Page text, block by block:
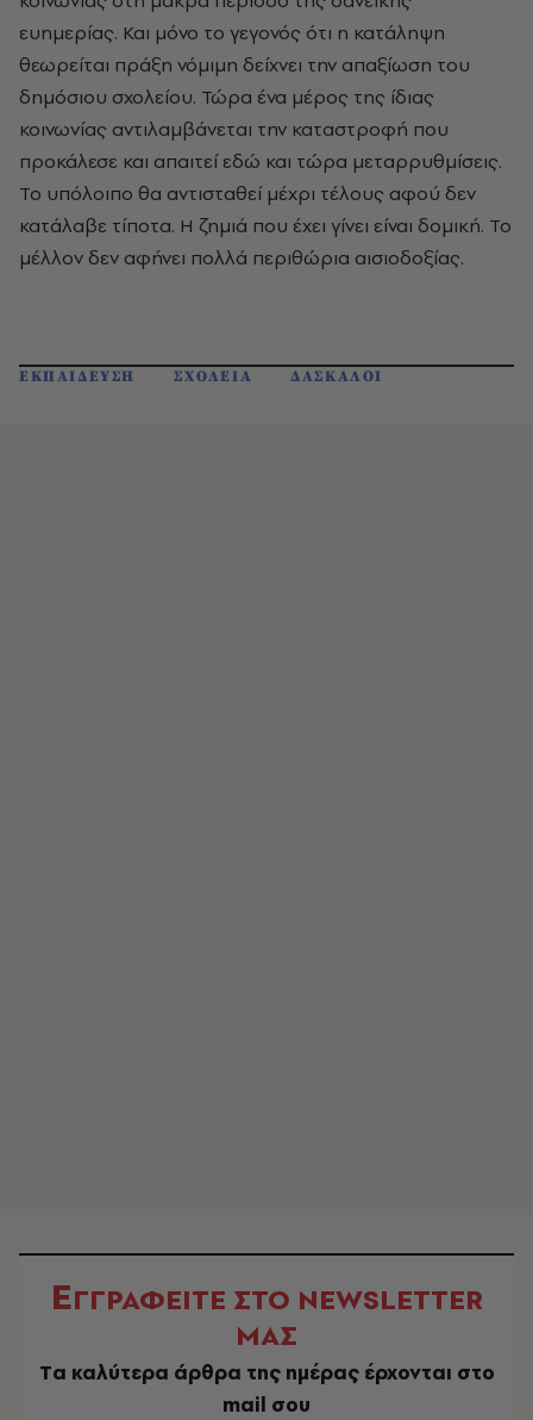
ευημερίας. Και μόνο το γεγονός ότι η κατάληψη
θεωρείται πράξη νόμιμη δείχνει την απαξίωση του
δημόσιου σχολείου. Τώρα ένα μέρος της ίδιας
κοινωνίας αντιλαμβάνεται την καταστροφή που
προκάλεσε και απαιτεί εδώ και τώρα μεταρρυθμίσεις.
Το υπόλοιπο θα αντισταθεί μέχρι τέλους αφού δεν
κατάλαβε τίποτα. Η ζημιά που έχει γίνει είναι δομική. Το
μέλλον δεν αφήνει πολλά περιθώρια αισιοδοξίας.
ΕΚΠΑΙΔΕΥΣΗ ΣΧΟΛΕΙΑ ΔΑΣΚΑΛΟΙ
ΕΓΓΡΑΦΕΙΤΕ ΣΤΟ NEWSLETTER
ΜΑΣ
Tα καλύτερα άρθρα της ημέρας έρχονται στο
mail σου